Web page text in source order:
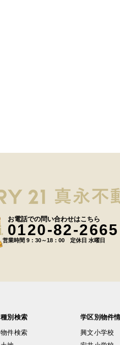
お電話での問い合わせはこちら
0120-82-2665
営業時間 9：30～18：00 定休日 水曜日
種別検索
物件検索
学区別物件
興文小学校